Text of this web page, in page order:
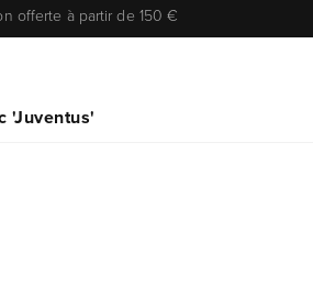
offerte à partir de 150 €
'Juventus'